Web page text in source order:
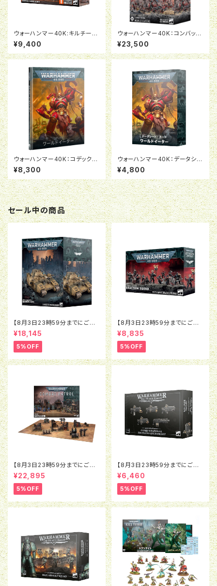
ウォーハンマー40K:キルチーム:
ワールドイーター:ゴアモンガー
¥9,400
ウォーハンマー40K：コンバット
パトロール:ワールドイーター
¥23,500
ウォーハンマー40K：コデックス:
ワールドイーター(日本語版)
¥8,300
ウォーハンマー40K：データシー
ト・カード:ワールドイーター(日
本語版)
¥4,800
セール中の商品
【8月3日23時59分までにご予
約で5％OFF】ウォーハンマー4
0K：アストラ・ミリタルム：ベイン
ブレイド
¥18,145
5%OFF
【8月3日23時59分までにご予
約で5％OFF】ウォーハンマー4
0K：インペリアル・エージェン
ト：エグザクション・スカッド
¥8,835
5%OFF
【8月3日23時59分までにご予
約で5％OFF】ウォーハンマー4
0K：コンバットパトロール：バト
ルゾーン
¥22,895
5%OFF
【8月3日23時59分までにご予
約で5％OFF】ホルスヘレシー：
レギオネス・アスタルテス：コン
ビウェポン＆ショットガン アップ
グレード
¥6,460
5%OFF